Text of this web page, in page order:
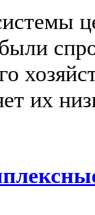
их